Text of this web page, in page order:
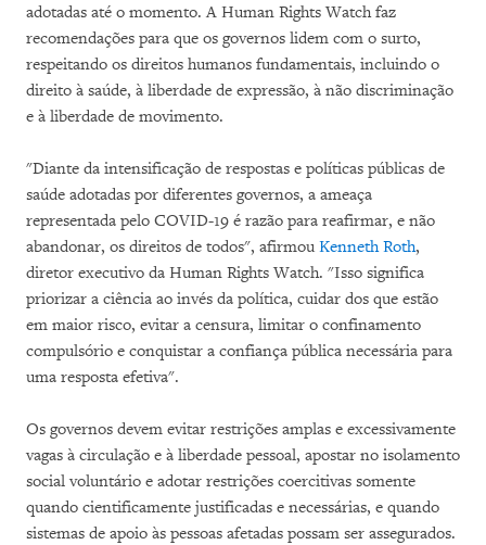
adotadas até o momento. A Human Rights Watch faz
recomendações para que os governos lidem com o surto,
respeitando os direitos humanos fundamentais, incluindo o
direito à saúde, à liberdade de expressão, à não discriminação
e à liberdade de movimento.
"Diante da intensificação de respostas e políticas públicas de
saúde adotadas por diferentes governos, a ameaça
representada pelo COVID-19 é razão para reafirmar, e não
abandonar, os direitos de todos", afirmou Kenneth Roth,
diretor executivo da Human Rights Watch. "Isso significa
priorizar a ciência ao invés da política, cuidar dos que estão
em maior risco, evitar a censura, limitar o confinamento
compulsório e conquistar a confiança pública necessária para
uma resposta efetiva".
Os governos devem evitar restrições amplas e excessivamente
vagas à circulação e à liberdade pessoal, apostar no isolamento
social voluntário e adotar restrições coercitivas somente
quando cientificamente justificadas e necessárias, e quando
sistemas de apoio às pessoas afetadas possam ser assegurados.